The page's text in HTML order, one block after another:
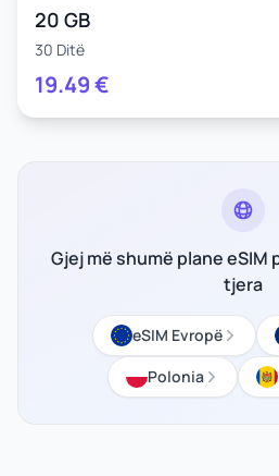
20 GB
30 Ditë
19.49€
Gjej më shumë plane
tjera
eSIM Evropë
Polonia